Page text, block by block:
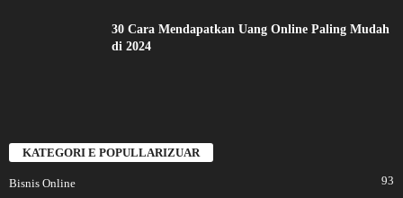
30 Cara Mendapatkan Uang Online Paling Mudah
di 2024
KATEGORI E POPULLARIZUAR
Bisnis Online 93